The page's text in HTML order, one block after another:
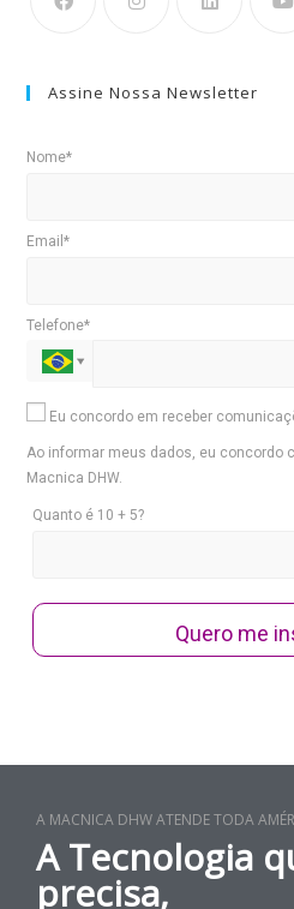
Assine Nossa Newsletter
Nome*
Email*
Telefone*
Eu concordo em receber
Ao informar meus dados, eu concordo
Macnica DHW.
Quanto é 10 + 5?
Quero me
A MACNICA DHW ATENDE TODA
A Tecnologia
precisa,